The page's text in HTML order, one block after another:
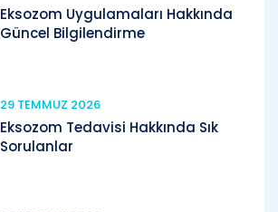
Eksozom Uygulamaları Hakkında
Güncel Bilgilendirme
29 TEMMUZ 2026
Eksozom Tedavisi Hakkında Sık
Sorulanlar